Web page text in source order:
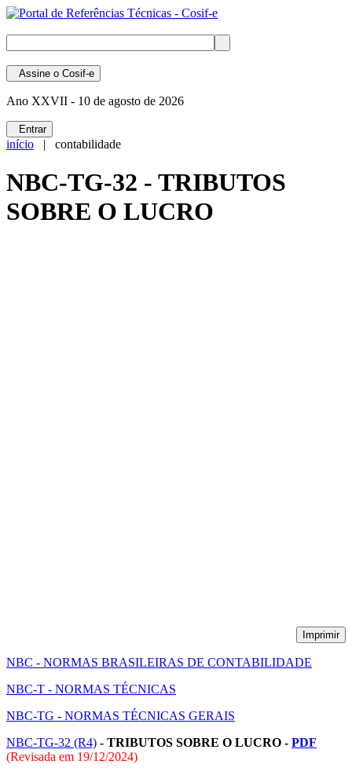
Assine o Cosif-e
Ano XXVII - 10 de agosto de 2026
Entrar
início | contabilidade
NBC-TG-32 - TRIBUTOS
SOBRE O LUCRO
Imprimir
NBC - NORMAS BRASILEIRAS DE CONTABILIDADE
NBC-T - NORMAS TÉCNICAS
NBC-TG - NORMAS TÉCNICAS GERAIS
NBC-TG-32 (R4) - TRIBUTOS SOBRE O LUCRO - PDF
(Revisada em 19/12/2024)